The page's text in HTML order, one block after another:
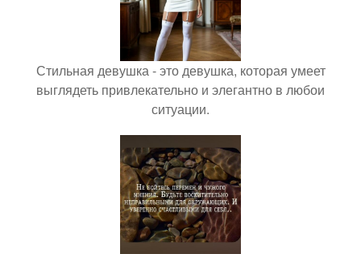
Стильная девушка - это девушка, которая умеет
выглядеть привлекательно и элегантно в любои
ситуации.